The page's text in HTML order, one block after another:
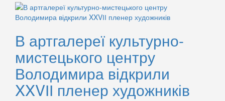
В артгалереї культурно-
мистецького центру
Володимира відкрили
XXVІІ пленер художників